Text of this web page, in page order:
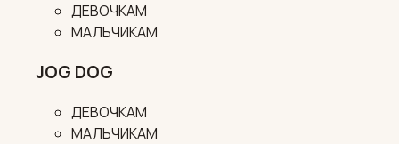
ДЕВОЧКАМ
МАЛЬЧИКАМ
JOG DOG
ДЕВОЧКАМ
МАЛЬЧИКАМ